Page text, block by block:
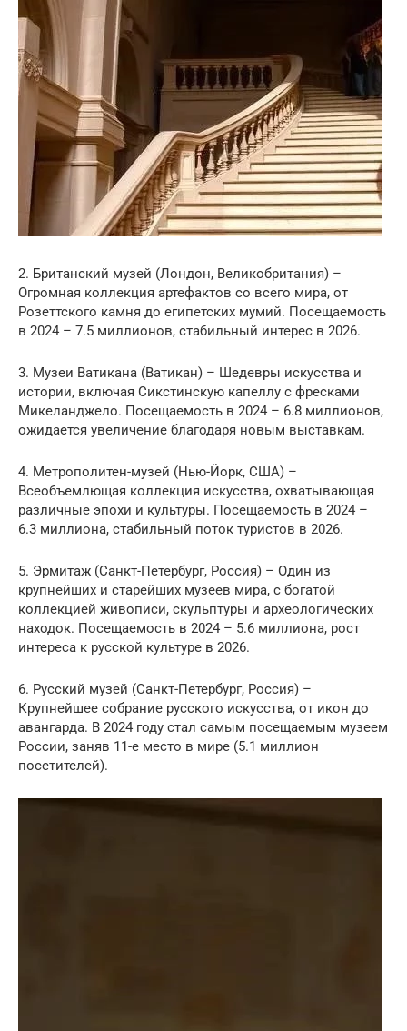
2. Британский музей (Лондон, Великобритания) –
Огромная коллекция артефактов со всего мира, от
Розеттского камня до египетских мумий. Посещаемость
в 2024 – 7.5 миллионов, стабильный интерес в 2026.
3. Музеи Ватикана (Ватикан) – Шедевры искусства и
истории, включая Сикстинскую капеллу с фресками
Микеланджело. Посещаемость в 2024 – 6.8 миллионов,
ожидается увеличение благодаря новым выставкам.
4. Метрополитен-музей (Нью-Йорк, США) –
Всеобъемлющая коллекция искусства, охватывающая
различные эпохи и культуры. Посещаемость в 2024 –
6.3 миллиона, стабильный поток туристов в 2026.
5. Эрмитаж (Санкт-Петербург, Россия) – Один из
крупнейших и старейших музеев мира, с богатой
коллекцией живописи, скульптуры и археологических
находок. Посещаемость в 2024 – 5.6 миллиона, рост
интереса к русской культуре в 2026.
6. Русский музей (Санкт-Петербург, Россия) –
Крупнейшее собрание русского искусства, от икон до
авангарда. В 2024 году стал самым посещаемым музеем
России, заняв 11-е место в мире (5.1 миллион
посетителей).